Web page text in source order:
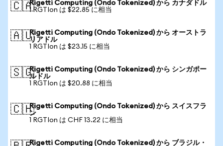
🇨🇦Rigetti Computing (Ondo Tokenized) から カナダドル
1 RGTIon は $22.85 に相当
🇦🇺Rigetti Computing (Ondo Tokenized) から オーストラ
リアドル
1 RGTIon は $23.15 に相当
🇸🇬Rigetti Computing (Ondo Tokenized) から シンガポー
ルドル
1 RGTIon は $20.88 に相当
🇨🇭Rigetti Computing (Ondo Tokenized) から スイスフラ
ン
1 RGTIon は CHF 13.22 に相当
Rigetti Computing (Ondo Tokenized) から ブラジル・